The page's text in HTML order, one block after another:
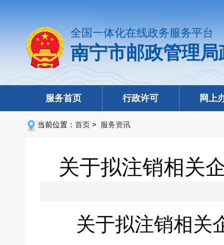
全国一体化在线政务服务平台
南宁市邮政管理
服务首页 行政许可 网上
当前位置： 首页 > 服务资讯
关于拟注销相关
关于拟注销相关